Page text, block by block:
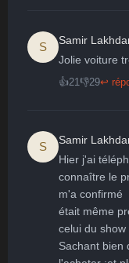
S
Samir
Jolie voiture
👍21👎29↩
S
Samir
Hier j'ai
connaître le
m'a confirmé
était même
celui du
Sachant bien